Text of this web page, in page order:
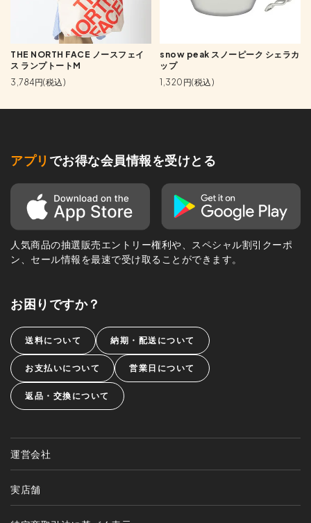
THE NORTH FACE ノースフェイ
ス ランプトートM
3,784円(税込)
snow peak スノーピーク シェラカ
ップ
1,320円(税込)
アプリ でお得な会員情報を受けとる
人気商品の抽選販売エントリー権利や、スペシャル割引クーポ
ン、セール情報を最速で受け取ることができます。
お困りですか？
送料について 納期・配送について
お支払いについて 営業日について
返品・交換について
運営会社
実店舗